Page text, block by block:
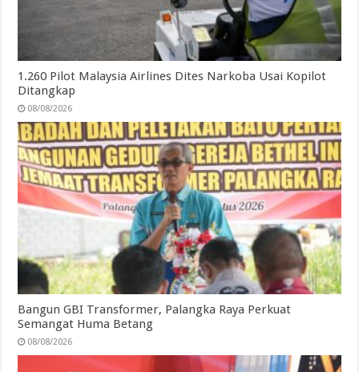
1.260 Pilot Malaysia Airlines Dites Narkoba Usai Kopilot
Ditangkap
08/08/2026
Bangun GBI Transformer, Palangka Raya Perkuat
Semangat Huma Betang
08/08/2026